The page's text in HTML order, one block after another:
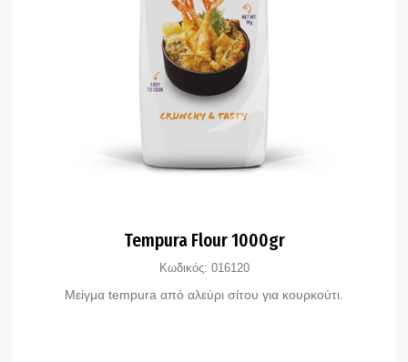
Tempura Flour 1000gr
Κωδικός: 016120
Μείγμα tempura από αλεύρι σίτου για κουρκούτι.